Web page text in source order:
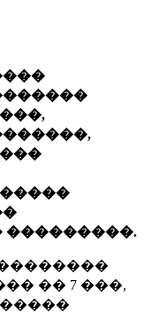
���������.
�� 7 ���,